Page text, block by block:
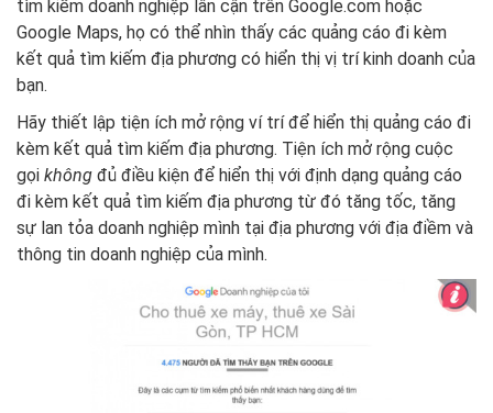
tìm kiếm doanh nghiệp lân cận trên Google.com hoặc
Google Maps, họ có thể nhìn thấy các quảng cáo đi kèm
kết quả tìm kiếm địa phương có hiển thị vị trí kinh doanh của
bạn.
Hãy thiết lập tiện ích mở rộng ví trí để hiển thị quảng cáo đi
kèm kết quả tìm kiếm địa phương. Tiện ích mở rộng cuộc
gọi không đủ điều kiện để hiển thị với định dạng quảng cáo
đi kèm kết quả tìm kiếm địa phương từ đó tăng tốc, tăng
sự lan tỏa doanh nghiệp mình tại địa phương với địa điềm và
thông tin doanh nghiệp của mình.